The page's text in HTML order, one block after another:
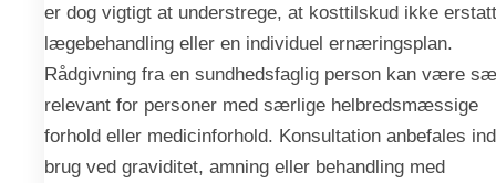
er dog vigtigt at understrege, at kosttilskud ikke
lægebehandling eller en individuel ernæringsplan.
Rådgivning fra en sundhedsfaglig person kan være
relevant for personer med særlige helbredsmæssige
forhold eller medicinforhold. Konsultation anbefales
brug ved graviditet, amning eller behandling med